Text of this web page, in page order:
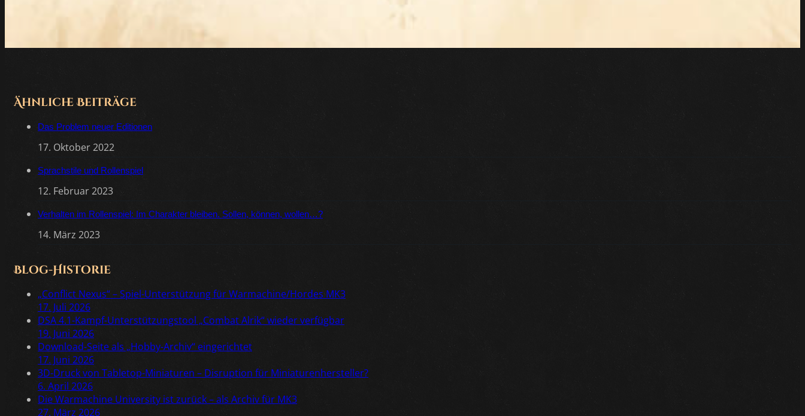
Ähnliche Beiträge
Das Problem neuer Editionen
17. Oktober 2022
Sprachstile und Rollenspiel
12. Februar 2023
Verhalten im Rollenspiel: Im Charakter bleiben. Sollen, können, wollen…?
14. März 2023
Blog-Historie
„Conflict Nexus“ – Spiel-Unterstützung für Warmachine/Hordes MK3
17. Juli 2026
DSA 4.1-Kampf-Unterstützungstool „Combat Alrik“ wieder verfügbar
19. Juni 2026
Download-Seite als „Hobby-Archiv“ eingerichtet
17. Juni 2026
3D-Druck von Tabletop-Miniaturen – Disruption für Miniaturenhersteller?
6. April 2026
Die Warmachine University ist zurück – als Archiv für MK3
27. März 2026